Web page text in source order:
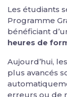
Les étudiants
Programme
bénéficiant
heures de
Aujourd’hui,
plus avancés
erreurs ou de